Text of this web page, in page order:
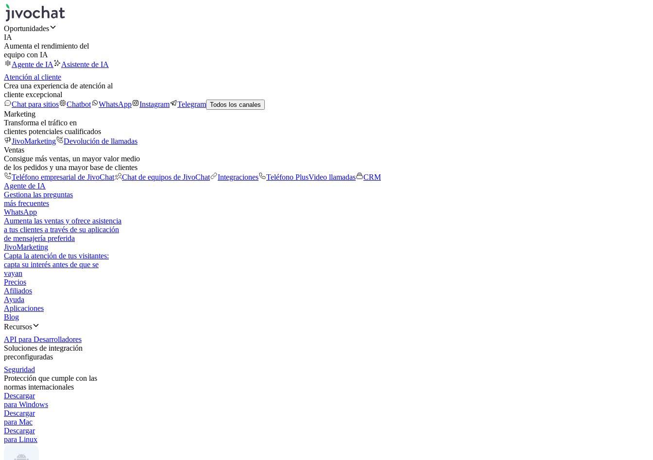
Oportunidades
IA
Aumenta el rendimiento del
equipo con IA
Agente de IA
Asistente de IA
Atención al cliente
Crea una experiencia de atención al
cliente excepcional
Chat para sitios
Chatbot WhatsApp Instagram Telegram Todos los canales
Marketing
Transforma el tráfico en
clientes potenciales cualificados
JivoMarketing
Devolución de llamadas
Ventas
Consigue más ventas, un mayor valor medio
de los pedidos y una mayor base de clientes
Teléfono empresarial de JivoChat
Chat de equipos de JivoChat Integraciones Teléfono PlusVideo llamadas
CRM
Agente de IA
Gestiona las preguntas
más frecuentes
WhatsApp
Aumenta las ventas y ofrece asistencia
a tus clientes a través de su aplicación
de mensajería preferida
JivoMarketing
Capta la atención de tus visitantes:
capta su interés antes de que se
vayan
Precios
Afiliados
Ayuda
Aplicaciones
Blog
Recursos
API para Desarrolladores
Soluciones de integración
preconfiguradas
Seguridad
Protección que cumple con las
normas internacionales
Descargar
para Windows
Descargar
para Mac
Descargar
para Linux